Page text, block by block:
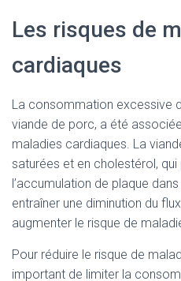
Les risques de
cardiaques
La consommation excessive
viande de porc, a été
maladies cardiaques. La
saturées et en cholestérol,
l’accumulation de plaque
entraîner une diminution du
augmenter le risque de
Pour réduire le risque de
important de limiter la